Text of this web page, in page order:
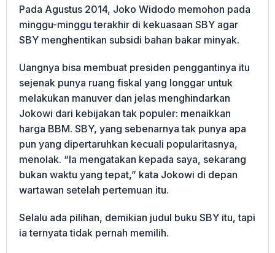
Pada Agustus 2014, Joko Widodo memohon pada
minggu-minggu terakhir di kekuasaan SBY agar
SBY menghentikan subsidi bahan bakar minyak.
Uangnya bisa membuat presiden penggantinya itu
sejenak punya ruang fiskal yang longgar untuk
melakukan manuver dan jelas menghindarkan
Jokowi dari kebijakan tak populer: menaikkan
harga BBM. SBY, yang sebenarnya tak punya apa
pun yang dipertaruhkan kecuali popularitasnya,
menolak. “Ia mengatakan kepada saya, sekarang
bukan waktu yang tepat,” kata Jokowi di depan
wartawan setelah pertemuan itu.
Selalu ada pilihan, demikian judul buku SBY itu, tapi
ia ternyata tidak pernah memilih.